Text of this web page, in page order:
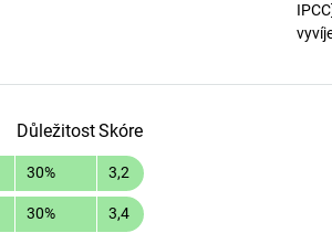
DůležitostSkóre
30% 3,2
30% 3,4